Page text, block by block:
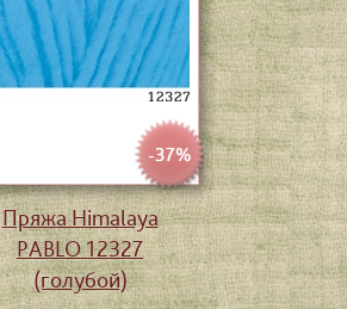
-37%
Пряжа Himalaya
PABLO 12327
(голубой)